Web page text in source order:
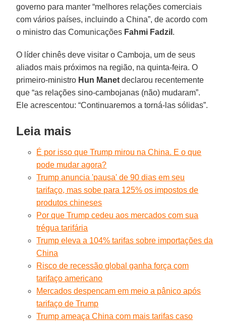
governo para manter “melhores relações comerciais
com vários países, incluindo a China”, de acordo com
o ministro das Comunicações Fahmi Fadzil .
O líder chinês deve visitar o Camboja, um de seus
aliados mais próximos na região, na quinta-feira. O
primeiro-ministro Hun Manet declarou recentemente
que “as relações sino-cambojanas (não) mudaram”.
Ele acrescentou: “Continuaremos a torná-las sólidas”.
Leia mais
É por isso que Trump mirou na China. E o que
pode mudar agora?
Trump anuncia 'pausa' de 90 dias em seu
tarifaço, mas sobe para 125% os impostos de
produtos chineses
Por que Trump cedeu aos mercados com sua
trégua tarifária
Trump eleva a 104% tarifas sobre importações da
China
Risco de recessão global ganha força com
tarifaço americano
Mercados despencam em meio a pânico após
tarifaço de Trump
Trump ameaça China com mais tarifas caso